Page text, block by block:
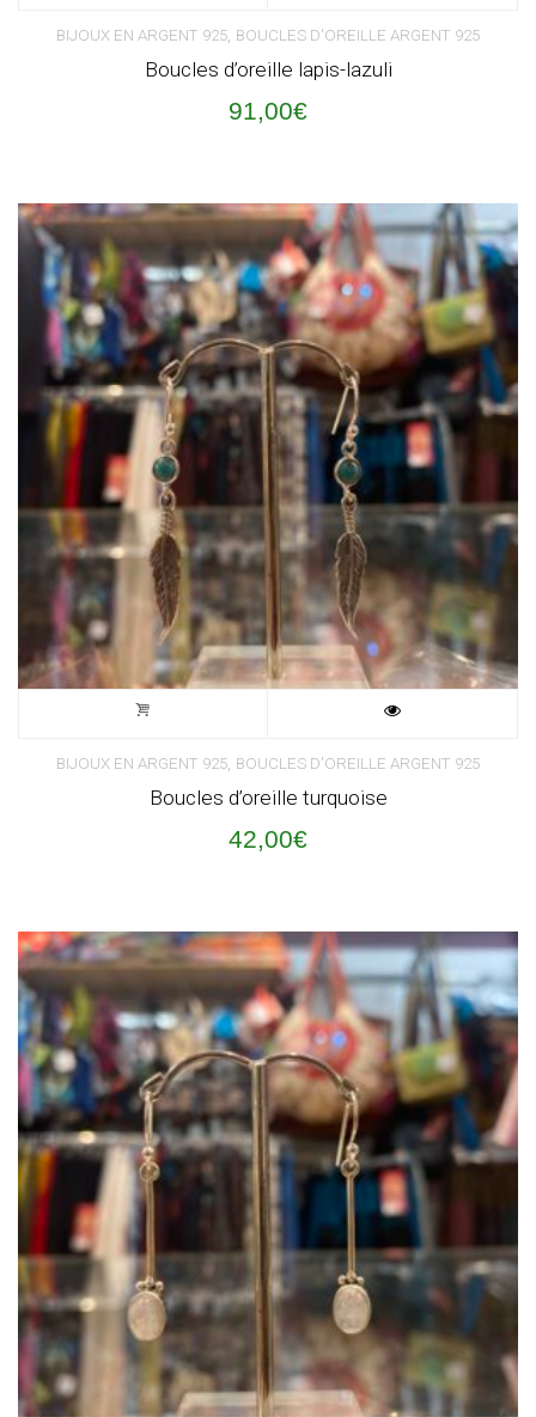
BIJOUX EN ARGENT 925, BOUCLES D'OREILLE ARGENT 925
Boucles d’oreille lapis-lazuli
91,00€
BIJOUX EN ARGENT 925, BOUCLES D'OREILLE ARGENT 925
Boucles d’oreille turquoise
42,00€